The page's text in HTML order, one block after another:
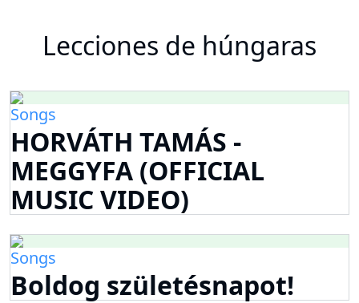
Lecciones de húngaras
Songs
HORVÁTH TAMÁS -
MEGGYFA (OFFICIAL
MUSIC VIDEO)
Songs
Boldog születésnapot!